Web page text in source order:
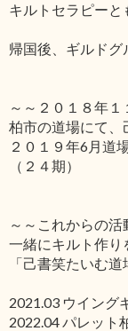
キルトセラピーと
帰国後、ギルドグ
～～２０１８年１
柏市の道場にて、
２０１９年6月道
（２４期）
～～これからの活
一緒にキルト作り
「己書笑たいむ
2021.03 ウイング
2022.04 パレット